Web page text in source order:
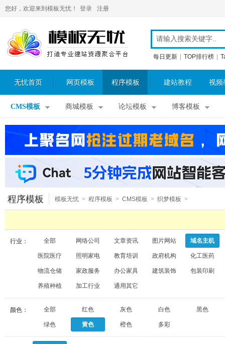
您好，欢迎来到模板无忧！ 登录 注册
每日更新 TOP排行榜
无忧首页 网页模板 程序模板 建站教程 视频
CMS模板 商城模板 论坛模板 博客模板
程序模板 模板无忧 > 程序模板 > CMS模板 > 织梦模板 >
行业： 全部 网络公司 文章资讯 图片网站 域名主机
医院医疗 照明家电 教育培训 政府机构 化工医药
物流仓储 家政服务 办公家具 建筑装饰 包装印刷
养殖种植 加工行业 通用其它
颜色： 全部 红色 灰色 白色 黑色
绿色 黄色 橙色 多彩